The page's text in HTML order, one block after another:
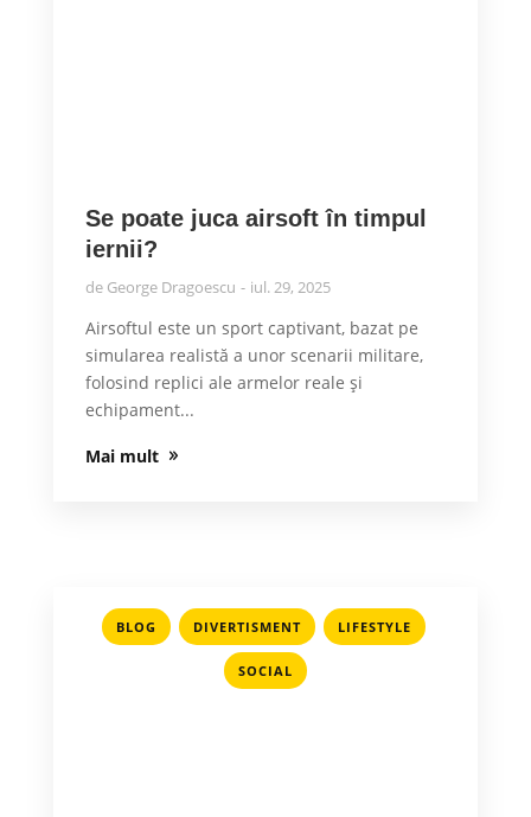
Se poate juca airsoft în timpul
iernii?
de George Dragoescu iul. 29, 2025
Airsoftul este un sport captivant, bazat pe
simularea realistă a unor scenarii militare,
folosind replici ale armelor reale și
echipament...
Mai mult
BLOG , DIVERTISMENT , LIFESTYLE ,
SOCIAL